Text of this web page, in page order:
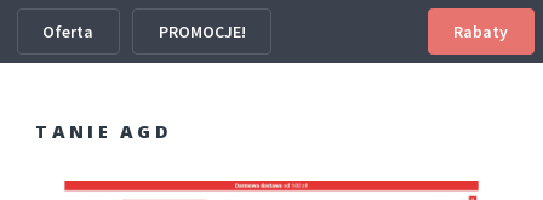
Oferta PROMOCJE! Rabaty